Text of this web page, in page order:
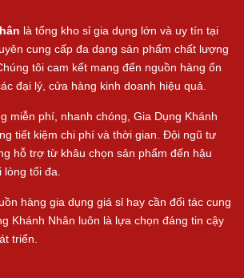
là tổng kho sỉ gia dụng lớn và uy tín tại
cung cấp đa dạng sản phẩm chất lượng
tôi cam kết mang đến nguồn hàng ổn
đại lý, cửa hàng kinh doanh hiệu quả.
miễn phí, nhanh chóng, Gia Dụng Khánh
tiết kiệm chi phí và thời gian. Đội ngũ tư
hỗ trợ từ khâu chọn sản phẩm đến hậu
tối đa.
hàng gia dụng giá sỉ hay cần đối tác cung
Khánh Nhân luôn là lựa chọn đáng tin cậy
triển.